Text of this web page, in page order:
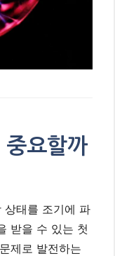
요할까
상태를 조기에 파
받을 수 있는 첫
제로 발전하는